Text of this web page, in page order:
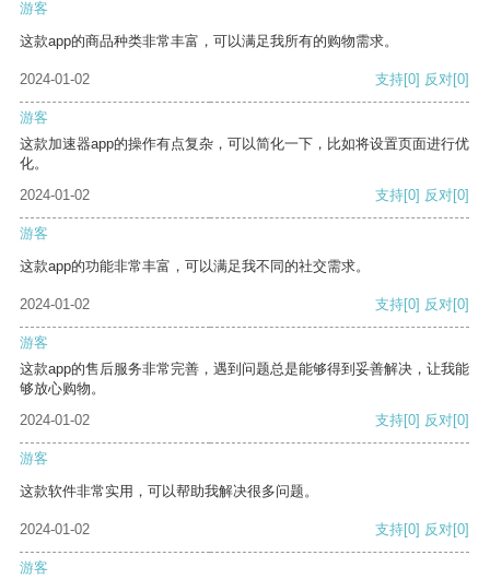
游客
这款app的商品种类非常丰富，可以满足我所有的购物需求。
2024-01-02 支持[0] 反对[0]
游客
这款加速器app的操作有点复杂，可以简化一下，比如将设置页面进行优
化。
2024-01-02
支持[0] 反对[0]
游客
这款app的功能非常丰富，可以满足我不同的社交需求。
2024-01-02 支持[0] 反对[0]
游客
这款app的售后服务非常完善，遇到问题总是能够得到妥善解决，让我能
够放心购物。
2024-01-02
支持[0] 反对[0]
游客
这款软件非常实用，可以帮助我解决很多问题。
2024-01-02 支持[0] 反对[0]
游客